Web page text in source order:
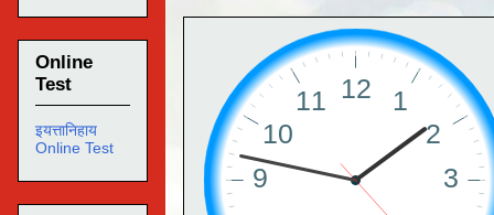
Online
Test
इयत्तानिहाय
Online Test